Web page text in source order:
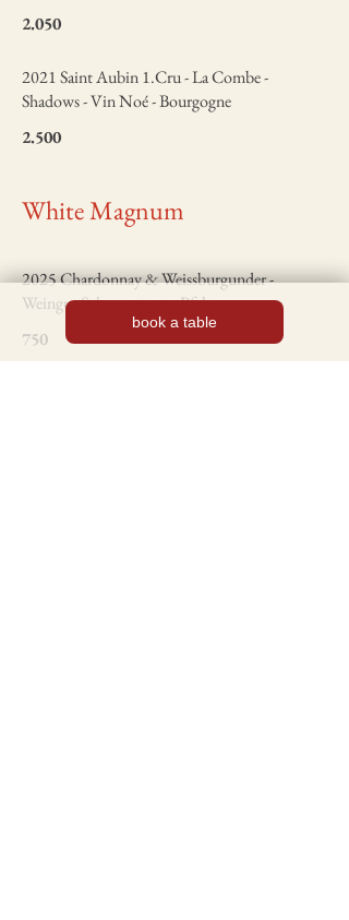
2.050
2021 Saint Aubin 1.Cru - La Combe -
Shadows - Vin Noé - Bourgogne
2.500
White Magnum
2025 Chardonnay & Weissburgunder -
Weingut Scheuermann - Pfalz
750
book a table